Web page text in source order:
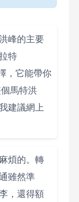
峰的主要
特
，它能帶你
馬特洪
建議網上
煩的。轉
雖然準
，還得額